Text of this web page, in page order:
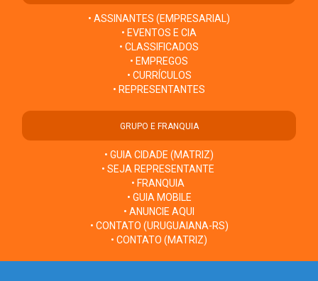
• ASSINANTES (EMPRESARIAL)
• EVENTOS E CIA
• CLASSIFICADOS
• EMPREGOS
• CURRÍCULOS
• REPRESENTANTES
GRUPO E FRANQUIA
• GUIA CIDADE (MATRIZ)
• SEJA REPRESENTANTE
• FRANQUIA
• GUIA MOBILE
• ANUNCIE AQUI
• CONTATO (URUGUAIANA-RS)
• CONTATO (MATRIZ)